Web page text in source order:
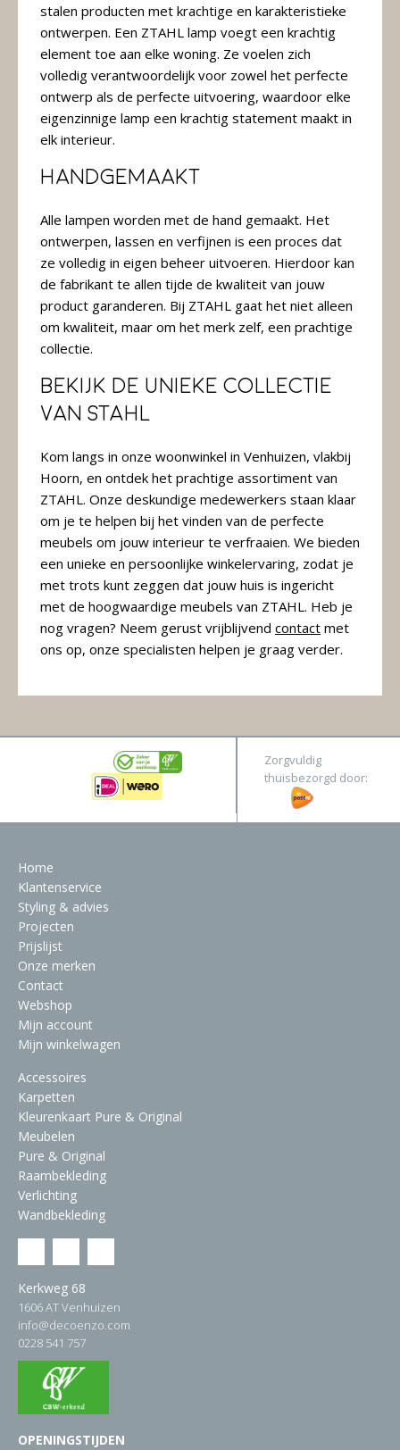
stalen producten met krachtige en karakteristieke
ontwerpen. Een ZTAHL lamp voegt een krachtig
element toe aan elke woning. Ze voelen zich
volledig verantwoordelijk voor zowel het perfecte
ontwerp als de perfecte uitvoering, waardoor elke
eigenzinnige lamp een krachtig statement maakt in
elk interieur.
Handgemaakt
Alle lampen worden met de hand gemaakt. Het
ontwerpen, lassen en verfijnen is een proces dat
ze volledig in eigen beheer uitvoeren. Hierdoor kan
de fabrikant te allen tijde de kwaliteit van jouw
product garanderen. Bij ZTAHL gaat het niet alleen
om kwaliteit, maar om het merk zelf, een prachtige
collectie.
Bekijk de unieke collectie
van STAHL
Kom langs in onze woonwinkel in Venhuizen, vlakbij
Hoorn, en ontdek het prachtige assortiment van
ZTAHL. Onze deskundige medewerkers staan klaar
om je te helpen bij het vinden van de perfecte
meubels om jouw interieur te verfraaien. We bieden
een unieke en persoonlijke winkelervaring, zodat je
met trots kunt zeggen dat jouw huis is ingericht
met de hoogwaardige meubels van ZTAHL. Heb je
nog vragen? Neem gerust vrijblijvend contact met
ons op, onze specialisten helpen je graag verder.
Zorgvuldig
thuisbezorgd door:
Home
Klantenservice
Styling & advies
Projecten
Prijslijst
Onze merken
Contact
Webshop
Mijn account
Mijn winkelwagen
Accessoires
Karpetten
Kleurenkaart Pure & Original
Meubelen
Pure & Original
Raambekleding
Verlichting
Wandbekleding
Kerkweg 68
1606 AT Venhuizen
info@decoenzo.com
0228 541 757
OPENINGSTIJDEN